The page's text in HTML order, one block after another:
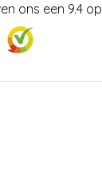
ons een 9.4 op